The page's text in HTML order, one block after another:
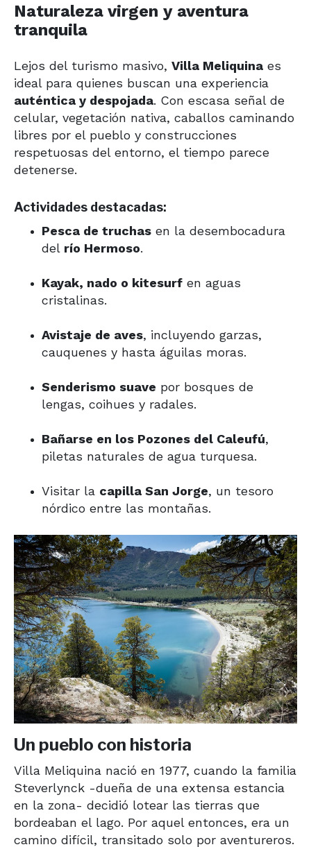
Naturaleza virgen y aventura
tranquila
Lejos del turismo masivo, Villa Meliquina es
ideal para quienes buscan una experiencia
auténtica y despojada. Con escasa señal de
celular, vegetación nativa, caballos caminando
libres por el pueblo y construcciones
respetuosas del entorno, el tiempo parece
detenerse.
Actividades destacadas:
Pesca de truchas en la desembocadura
del río Hermoso.
Kayak, nado o kitesurf en aguas
cristalinas.
Avistaje de aves, incluyendo garzas,
cauquenes y hasta águilas moras.
Senderismo suave por bosques de
lengas, coihues y radales.
Bañarse en los Pozones del Caleufú,
piletas naturales de agua turquesa.
Visitar la capilla San Jorge, un tesoro
nórdico entre las montañas.
Un pueblo con historia
Villa Meliquina nació en 1977, cuando la familia
Steverlynck -dueña de una extensa estancia
en la zona- decidió lotear las tierras que
bordeaban el lago. Por aquel entonces, era un
camino difícil, transitado solo por aventureros.